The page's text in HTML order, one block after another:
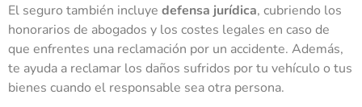
El seguro también incluye defensa jurídica, cubriendo los
honorarios de abogados y los costes legales en caso de
que enfrentes una reclamación por un accidente. Además,
te ayuda a reclamar los daños sufridos por tu vehículo o tus
bienes cuando el responsable sea otra persona.